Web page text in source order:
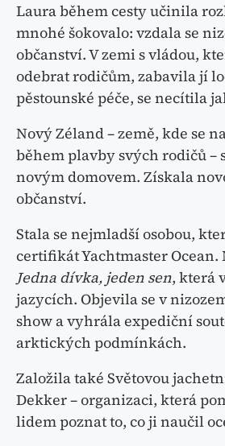
Laura během cesty učinila
mnohé šokovalo: vzdala se
občanství. V zemi s vládou,
odebrat rodičům, zabavila jí
pěstounské péče, se necítila
Nový Zéland – země, kde se
během plavby svých rodičů –
novým domovem. Získala
občanství.
Stala se nejmladší osobou,
certifikát Yachtmaster
Jedna dívka, jeden sen, která
jazycích. Objevila se v
show a vyhrála expediční
arktických podmínkách.
Založila také Světovou
Dekker – organizaci, která
lidem poznat to, co ji naučil